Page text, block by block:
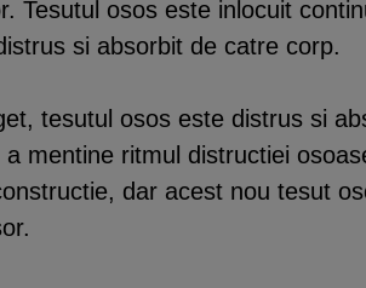
Tesutul osos este inlocuit
si absorbit de catre corp.
tesutul osos este distrus si
mentine ritmul distructiei
dar acest nou tesut